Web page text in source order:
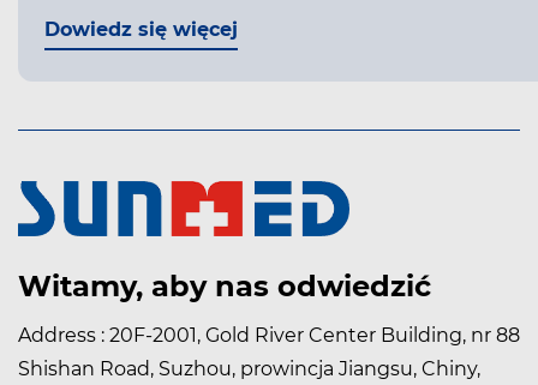
Dowiedz się więcej
Witamy, aby nas odwiedzić
Address : 20F-2001, Gold River Center Building, nr 88
Shishan Road, Suzhou, prowincja Jiangsu, Chiny,